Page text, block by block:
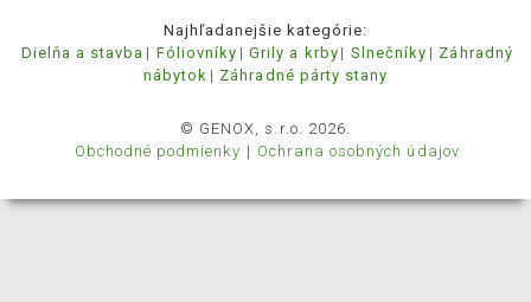
Najhľadanejšie kategórie:
Dielňa a stavba
Fóliovníky Grily a krby Slnečníky
Záhradný
nábytok
Záhradné párty stany
© GENOX, s.r.o. 2026.
Obchodné podmienky
Ochrana osobných údajov